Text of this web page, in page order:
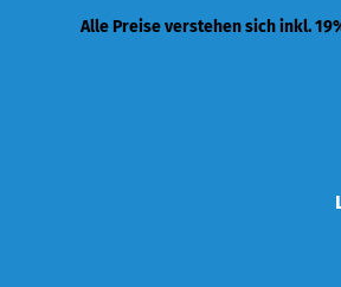
Alle Preise verstehen sich inkl.